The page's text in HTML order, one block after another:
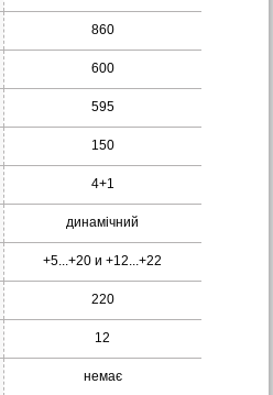
860
600
595
150
4+1
динамічний
+5...+20 и +12...+22
220
12
немає